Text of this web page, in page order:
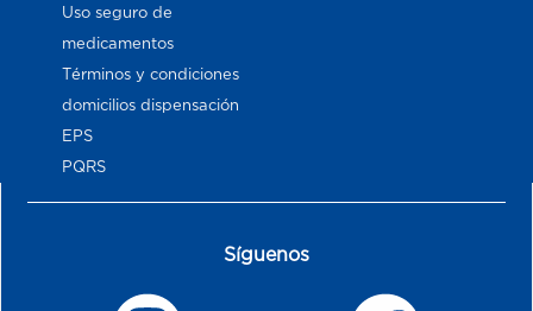
Uso seguro de
medicamentos
Términos y condiciones
domicilios dispensación
EPS
PQRS
Síguenos